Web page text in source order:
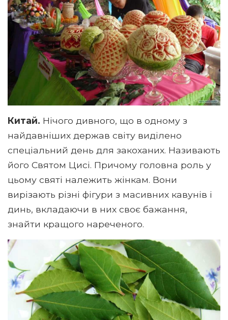
Китай. Нічого дивного, що в одному з
найдавніших держав світу виділено
спеціальний день для закоханих. Називають
його Святом Цисі. Причому головна роль у
цьому святі належить жінкам. Вони
вирізають різні фігури з масивних кавунів і
динь, вкладаючи в них своє бажання,
знайти кращого нареченого.